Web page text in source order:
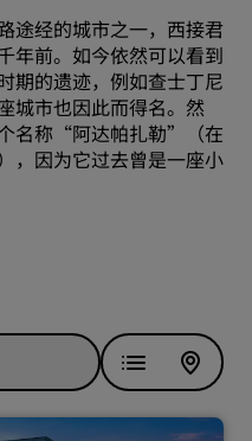
途经的城市之一，西接君
年前。如今依然可以看到
期的遗迹，例如查士丁尼
城市也因此而得名。然
名称“阿达帕扎勒”（在
因为它过去曾是一座小